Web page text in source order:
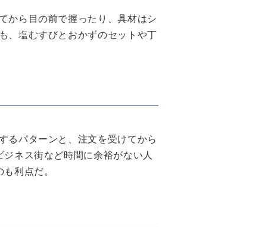
から目の前で握ったり、具材はシ
、塩むすびとおかずのセットや丁
るパターンと、注文を受けてから
ネス街など時間に余裕がない人
利点だ。